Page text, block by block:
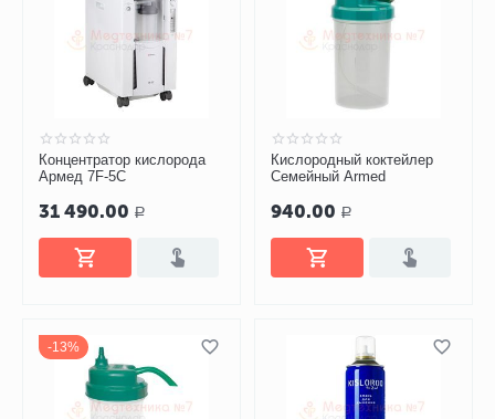
Концентратор кислорода
Армед 7F-5C
31 490.00 Р
Кислородный коктейлер
Семейный Armed
940.00 Р
13%